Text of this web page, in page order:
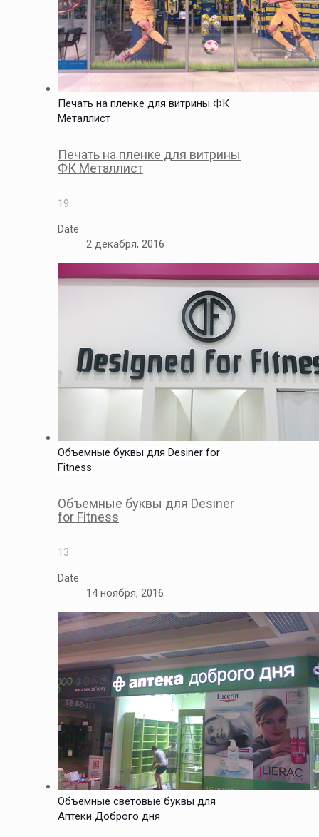
Печать на пленке для витрины ФК
Металлист
Печать на пленке для витрины
ФК Металлист
19
Date
2 декабря, 2016
Объемные буквы для Desiner for
Fitness
Объемные буквы для Desiner
for Fitness
13
Date
14 ноября, 2016
Объемные световые буквы для
Аптеки Доброго дня